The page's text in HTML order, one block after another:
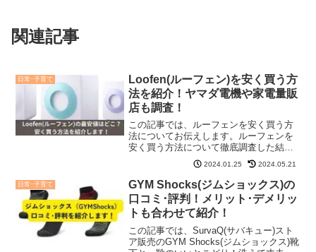
関連記事
日常･子育て
Loofen(ルーフェン)を安く買う方
法を紹介！ヤマダ電機や家電量販
店も調査！
この記事では、ルーフェンを安く買う方
法についてお伝えします。ルーフェンを
安く買う方法について徹底調査した結
果、公式サイトが一番安くお得に買える
ということが分かりました。また、ルー
フェンは生ゴミ処理機の助成金などの補
助金が使え、安く購入できる...
2024.01.25 2024.05.21
日常･子育て
GYM Shocks(ジムショックス)の
口コミ･評判！メリット･デメリッ
トも合わせて紹介！
この記事では、SurvaQ(サバキュー)スト
ア販売のGYM Shocks(ジムショックス)靴